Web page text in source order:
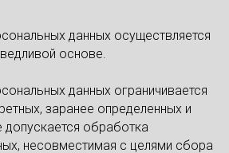
данных осуществляется
основе.
данных ограничивается
заранее определенных и
допускается обработка
несовместимая с целями сбора